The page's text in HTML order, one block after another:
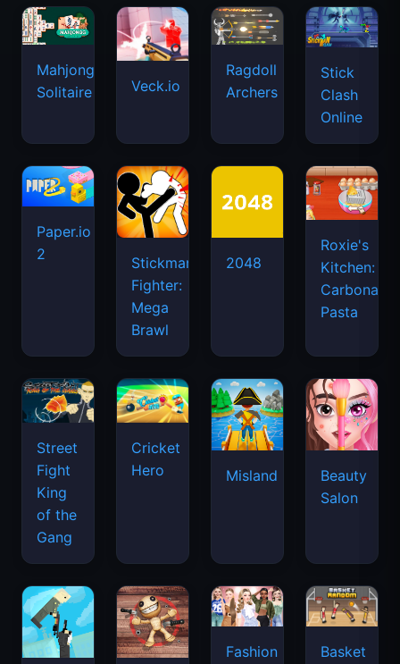
Mahjongg
Solitaire
Veck.io
Ragdoll
Archers
Stick
Clash
Online
Paper.io
2
Stickman
Fighter:
Mega
Brawl
2048
Roxie's
Kitchen:
Carbonara
Pasta
Street
Fight
King
of the
Gang
Cricket
Hero
Misland
Beauty
Salon
Fashion
Basket